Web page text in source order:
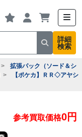
詳細
検索
拡張パック（ソード＆シ
【ポケカ】ＲＲ◇アヤシ
参考買取価格0円